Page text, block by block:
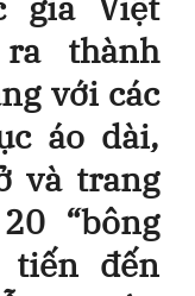
thành
với các
áo dài,
và trang
“bông
tiến đến